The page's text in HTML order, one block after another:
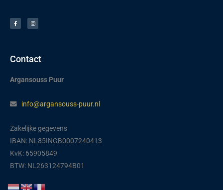
c
e
b
s
t
a
Contact
Argansouss Puur
info@argansouss-puur.nl
Zakelijke gegevens
IBAN: NL85INGB0007240413
KvK: 65905849
BTW: NL263124794B01